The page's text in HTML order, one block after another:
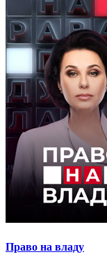
Право на владу